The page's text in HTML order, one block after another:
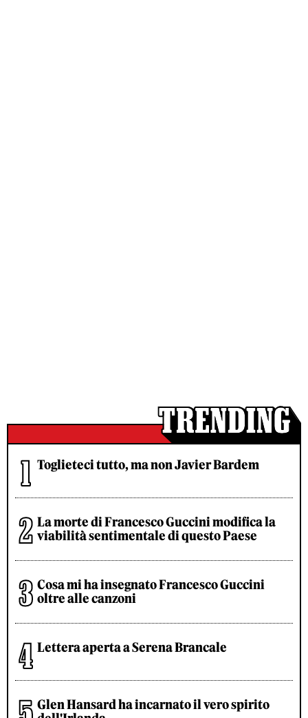
Toglieteci tutto, ma non Javier Bardem
La morte di Francesco Guccini modifica la
viabilità sentimentale di questo Paese
Cosa mi ha insegnato Francesco Guccini
oltre alle canzoni
Lettera aperta a Serena Brancale
Glen Hansard ha incarnato il vero spirito